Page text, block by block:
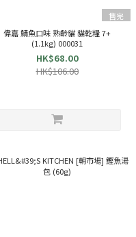
售完
偉嘉 鯖魚口味 熟齡貓 貓乾糧 7+
(1.1kg) 000031
HK$68.00
HK$106.00